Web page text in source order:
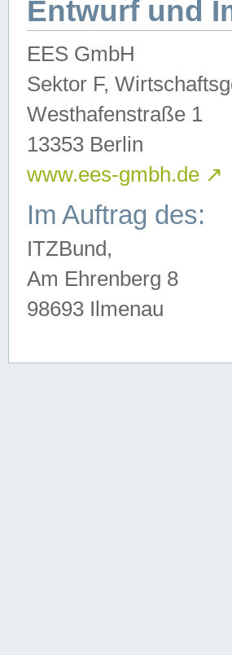
Entwurf und
EES GmbH
Sektor F,
Westhafenstraße 1
13353 Berlin
www.ees-gmbh.de ↗
Im Auftrag des:
ITZBund,
Am Ehrenberg 8
98693 Ilmenau